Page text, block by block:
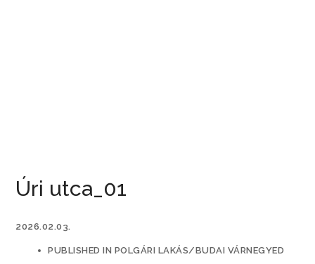
Úri utca_01
2026.02.03.
PUBLISHED IN POLGÁRI LAKÁS/BUDAI VÁRNEGYED